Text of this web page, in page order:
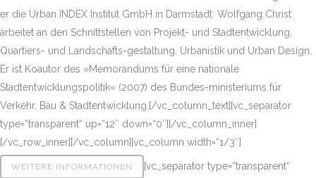
er die Urban INDEX Institut GmbH in Darmstadt. Wolfgang Christ
arbeitet an den Schnittstellen von Projekt- und Stadtentwicklung,
Quartiers- und Landschafts-gestaltung, Urbanistik und Urban Design.
Er ist Koautor des »Memorandums für eine nationale
Stadtentwicklungspolitik« (2007) des Bundes-ministeriums für
Verkehr, Bau & Stadtentwicklung.[/vc_column_text][vc_separator
type=“transparent“ up=“12″ down=“0″][/vc_column_inner]
[/vc_row_inner][/vc_column][vc_column width=“1/3″]
WEITERE INFORMATIONEN
[vc_separator type=“transparent“